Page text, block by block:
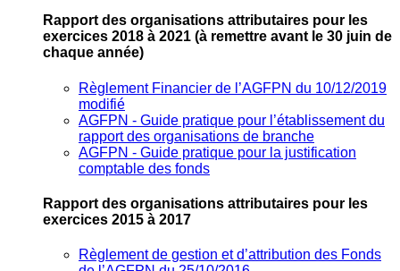
Rapport des organisations attributaires pour les
exercices 2018 à 2021 (à remettre avant le 30 juin de
chaque année)
Règlement Financier de l’AGFPN du 10/12/2019
modifié
AGFPN ‐ Guide pratique pour l’établissement du
rapport des organisations de branche
AGFPN ‐ Guide pratique pour la justification
comptable des fonds
Rapport des organisations attributaires pour les
exercices 2015 à 2017
Règlement de gestion et d’attribution des Fonds